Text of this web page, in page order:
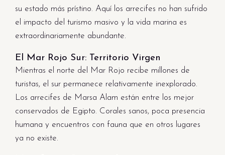
su estado más prístino. Aquí los arrecifes no han sufrido
el impacto del turismo masivo y la vida marina es
extraordinariamente abundante.
El Mar Rojo Sur: Territorio Virgen
Mientras el norte del Mar Rojo recibe millones de
turistas, el sur permanece relativamente inexplorado.
Los arrecifes de Marsa Alam están entre los mejor
conservados de Egipto. Corales sanos, poca presencia
humana y encuentros con fauna que en otros lugares
ya no existe.